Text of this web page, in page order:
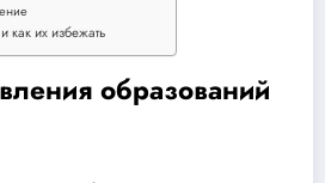
как их избежать
образований